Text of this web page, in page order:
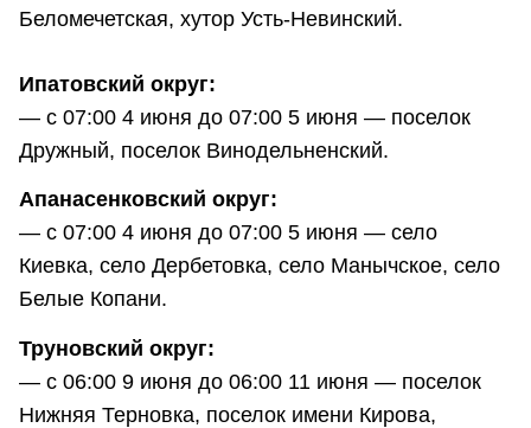
Беломечетская, хутор Усть-Невинский.
Ипатовский округ:
— с 07:00 4 июня до 07:00 5 июня — поселок
Дружный, поселок Винодельненский.
Апанасенковский округ:
— с 07:00 4 июня до 07:00 5 июня — село
Киевка, село Дербетовка, село Манычское, село
Белые Копани.
Труновский округ:
— с 06:00 9 июня до 06:00 11 июня — поселок
Нижняя Терновка, поселок имени Кирова,